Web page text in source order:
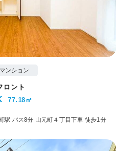
ンション
ロント
77.18㎡
駅 バス8分 山元町４丁目下車 徒歩1分